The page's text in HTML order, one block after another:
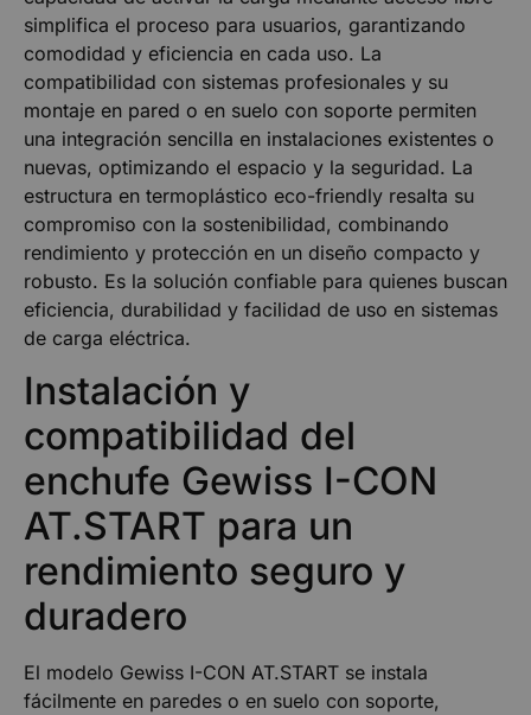
simplifica el proceso para usuarios, garantizando
comodidad y eficiencia en cada uso. La
compatibilidad con sistemas profesionales y su
montaje en pared o en suelo con soporte permiten
una integración sencilla en instalaciones existentes o
nuevas, optimizando el espacio y la seguridad. La
estructura en termoplástico eco-friendly resalta su
compromiso con la sostenibilidad, combinando
rendimiento y protección en un diseño compacto y
robusto. Es la solución confiable para quienes buscan
eficiencia, durabilidad y facilidad de uso en sistemas
de carga eléctrica.
Instalación y
compatibilidad del
enchufe Gewiss I-CON
AT.START para un
rendimiento seguro y
duradero
El modelo Gewiss I-CON AT.START se instala
fácilmente en paredes o en suelo con soporte,